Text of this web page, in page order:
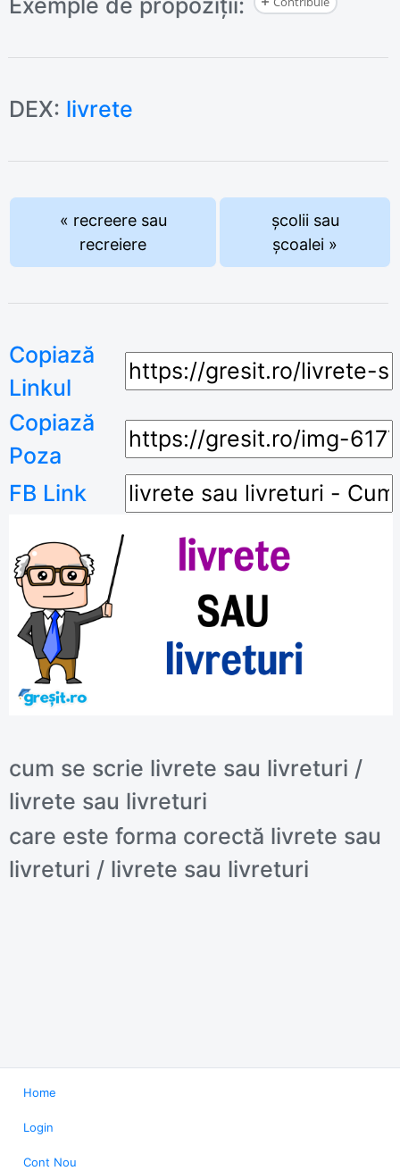
Exemple de propoziții:
DEX: livrete
« recreere sau
recreiere
școlii sau
școalei »
Copiază
Linkul
Copiază
Poza
FB Link
cum se scrie livrete sau livreturi /
livrete sau livreturi
care este forma corectă livrete sau
livreturi / livrete sau livreturi
Home
Login
Cont Nou